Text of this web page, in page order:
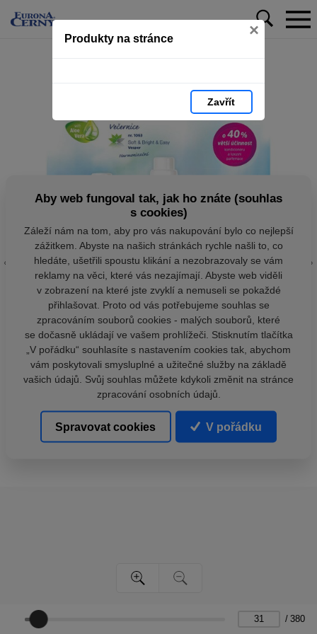
Produkty na stránce ×
Zavřít
/ 380
Aby web fungoval tak, jak ho znáte (souhlas
s cookies)
Záleží nám na tom, aby pro vás nakupování bylo co nejlepší
zážitkem. Abyste na našich stránkách rychle našli to, co
hledáte, ušetřili spoustu klikání a nezobrazovaly se vám
reklamy na věci, které vás nezajímají. Abyste web viděli
v zobrazení na které jste zvyklí a nemuseli se pokaždé
přihlašovat. Proto od vás potřebujeme souhlas se
zpracováním souborů cookies - malých souborů, které
se dočasně ukládají ve vašem prohlížeči. Stisknutím tlačítka
„V pořádku“ souhlasíte s nastavením cookies tak, abychom
vám poskytovali smysluplné a užitečné služby na základě
vašich údajů. Svůj souhlas můžete kdykoli změnit na stránce
zpracování osobních údajů.
Spravovat cookies V pořádku